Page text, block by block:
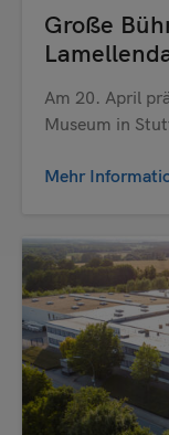
Große
Am 20. April
Museum in
Mehr